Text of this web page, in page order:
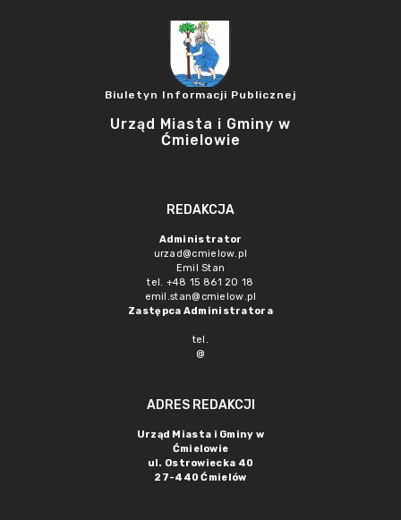
Biuletyn Informacji Publicznej
Urząd Miasta i Gminy w
Ćmielowie
REDAKCJA
Administrator
urzad@cmielow.pl
Emil Stan
tel. +48 15 861 20 18
emil.stan@cmielow.pl
Zastępca Administratora
tel.
@
ADRES REDAKCJI
Urząd Miasta i Gminy w
Ćmielowie
ul. Ostrowiecka 40
27-440 Ćmielów